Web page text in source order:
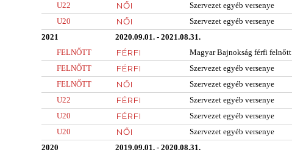
U22
NŐI Szervezet egyéb versenye
U20
NŐI Szervezet egyéb versenye
2021
2020.09.01. - 2021.08.31.
FELNŐTT
FÉRFI Magyar Bajnokság férfi felnőtt
FELNŐTT
FÉRFI Szervezet egyéb versenye
FELNŐTT
NŐI Szervezet egyéb versenye
U22
FÉRFI Szervezet egyéb versenye
U20
FÉRFI Szervezet egyéb versenye
U20
NŐI Szervezet egyéb versenye
2020
2019.09.01. - 2020.08.31.